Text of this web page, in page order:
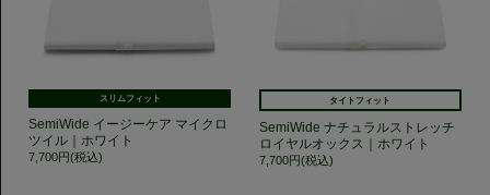
スリムフィット
SemiWide イージーケア マイクロ
ツイル｜ホワイト
7,700円(税込)
タイトフィット
SemiWide ナチュラルストレッチ
ロイヤルオックス｜ホワイト
7,700円(税込)